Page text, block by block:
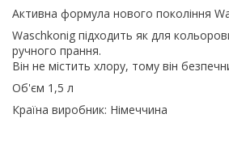
Активна формула нового покоління
Waschkonig підходить як для
ручного прання.
Він не містить хлору, тому він
Об'єм 1,5 л
Країна виробник: Німеччина